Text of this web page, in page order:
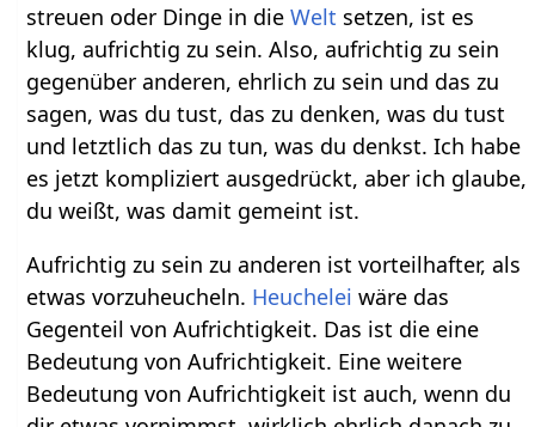
streuen oder Dinge in dieWelt setzen, ist es
klug, aufrichtig zu sein. Also, aufrichtig zu sein
gegenüber anderen, ehrlich zu sein und das zu
sagen, was du tust, das zu denken, was du tust
und letztlich das zu tun, was du denkst. Ich habe
es jetzt kompliziert ausgedrückt, aber ich glaube,
du weißt, was damit gemeint ist.
Aufrichtig zu sein zu anderen ist vorteilhafter, als
etwas vorzuheucheln. Heuchelei wäre das
Gegenteil von Aufrichtigkeit. Das ist die eine
Bedeutung von Aufrichtigkeit. Eine weitere
Bedeutung von Aufrichtigkeit ist auch, wenn du